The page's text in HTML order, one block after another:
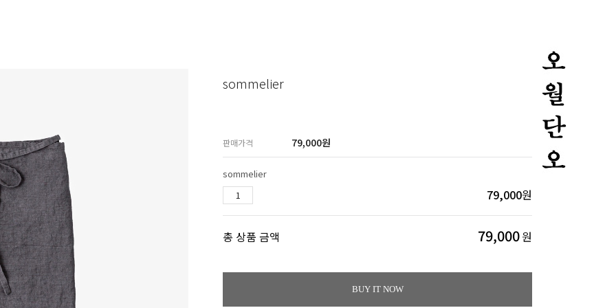
sommelier
판매가격 79,000원
sommelier
79,000원
총 상품 금액 79,000원
BUY IT NOW